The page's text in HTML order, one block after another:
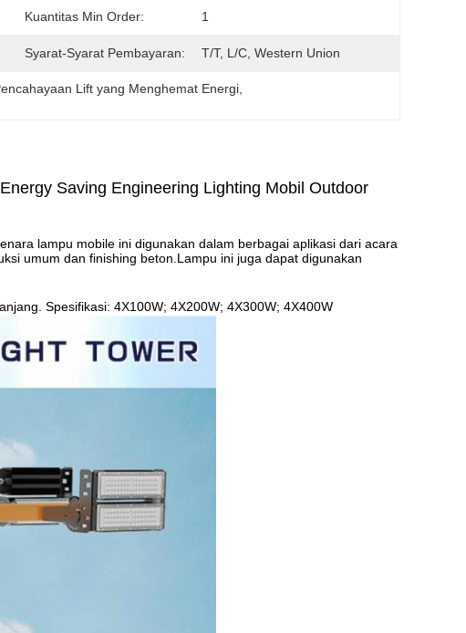
Kuantitas Min Order: 1
Syarat-Syarat Pembayaran: T/T, L/C, Western Union
Lift yang Menghemat Energi
Saving Engineering Lighting Mobil Outdoor
lampu mobile ini digunakan dalam berbagai aplikasi dari acara
umum dan finishing beton.Lampu ini juga dapat digunakan
Spesifikasi: 4X100W; 4X200W; 4X300W; 4X400W